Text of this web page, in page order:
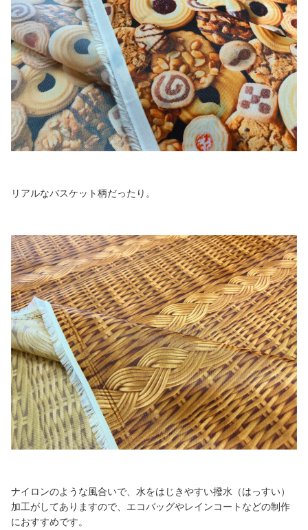
リアルなバスケット柄だったり。
ナイロンのような風合いで、水をはじきやすい撥水（はっすい）
加工がしてありますので、エコバッグやレインコートなどの制作
におすすめです。